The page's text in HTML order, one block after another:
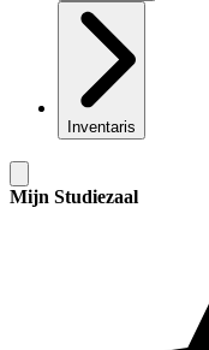
Inventaris
Mijn Studiezaal